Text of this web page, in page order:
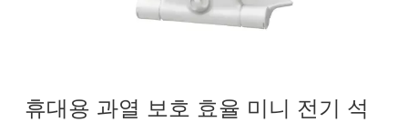
휴대용 과열 보호 효율 미니 전기 석